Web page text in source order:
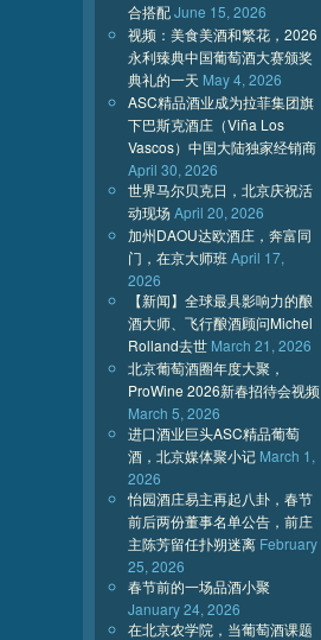
合搭配June 15, 2026
视频：美食美酒和繁花，2026
永利臻典中国葡萄酒大赛颁奖
典礼的一天 May 4, 2026
ASC精品酒业成为拉菲集团旗
下巴斯克酒庄（Viña Los
Vascos）中国大陆独家经销商
April 30, 2026
世界马尔贝克日，北京庆祝活
动现场April 20, 2026
加州DAOU达欧酒庄，奔富同
门，在京大师班 April 17,
2026
【新闻】全球最具影响力的酿
酒大师、飞行酿酒顾问Michel
Rolland去世 March 21, 2026
北京葡萄酒圈年度大聚，
ProWine 2026新春招待会视频
March 5, 2026
进口酒业巨头ASC精品葡萄
酒，北京媒体聚小记 March 1,
2026
怡园酒庄易主再起八卦，春节
前后两份董事名单公告，前庄
主陈芳留任扑朔迷离 February
25, 2026
春节前的一场品酒小聚
January 24, 2026
在北京农学院，当葡萄酒课题